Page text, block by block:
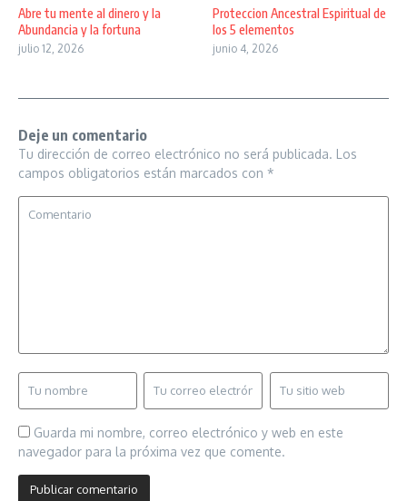
Abre tu mente al dinero y la
Abundancia y la fortuna
julio 12, 2026
Proteccion Ancestral Espiritual de
los 5 elementos
junio 4, 2026
Deje un comentario
Tu dirección de correo electrónico no será publicada. Los
campos obligatorios están marcados con *
Guarda mi nombre, correo electrónico y web en este
navegador para la próxima vez que comente.